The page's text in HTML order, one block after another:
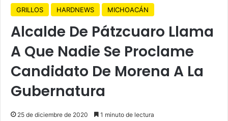
GRILLOS HARDNEWS MICHOACÁN
Alcalde De Pátzcuaro Llama
A Que Nadie Se Proclame
Candidato De Morena A La
Gubernatura
25 de diciembre de 2020 1 minuto de lectura